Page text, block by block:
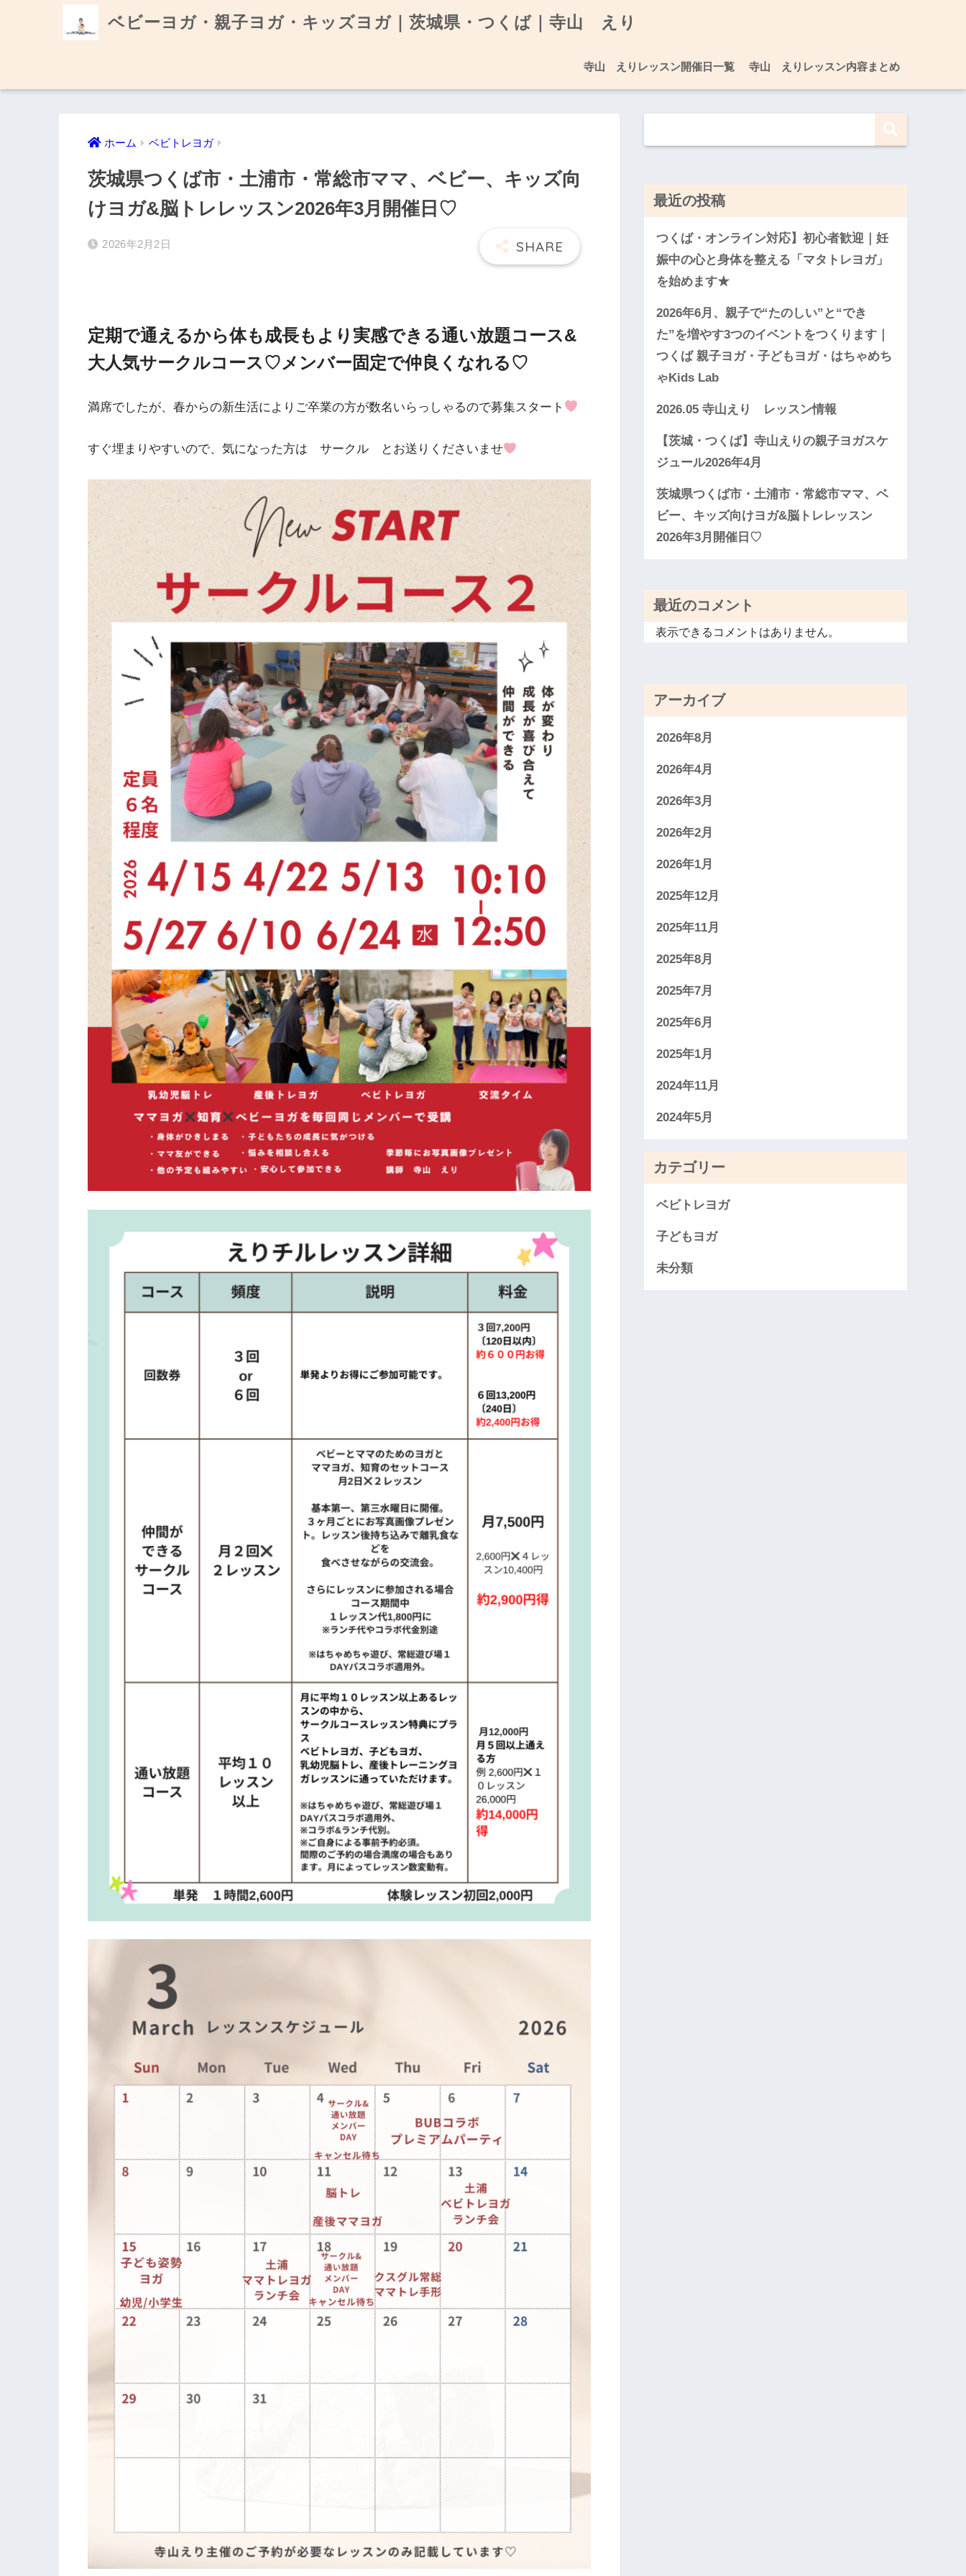
ベビーヨガ・親子ヨガ・キッズヨガ｜茨城県・つくば｜寺山 えり
寺山 えりレッスン開催日一覧 寺山 えりレッスン内容まとめ
ホーム ベビトレヨガ
茨城県つくば市・土浦市・常総市ママ、ベビー、キッズ向
けヨガ&脳トレレッスン2026年3月開催日♡
2026年2月2日
定期で通えるから体も成長もより実感できる通い放題コース&
大人気サークルコース♡メンバー固定で仲良くなれる♡
満席でしたが、春からの新生活によりご卒業の方が数名いらっしゃるので募集スタート
すぐ埋まりやすいので、気になった方は サークル とお送りくださいませ
最近の投稿
つくば・オンライン対応】初心者歓迎｜妊
娠中の心と身体を整える「マタトレヨガ」
を始めます★
2026年6月、親子で“たのしい”と“でき
た”を増やす3つのイベントをつくります｜
つくば 親子ヨガ・子どもヨガ・はちゃめち
ゃKids Lab
2026.05 寺山えり レッスン情報
【茨城・つくば】寺山えりの親子ヨガスケ
ジュール2026年4月
茨城県つくば市・土浦市・常総市ママ、ベ
ビー、キッズ向けヨガ&脳トレレッスン
2026年3月開催日♡
最近のコメント
表示できるコメントはありません。
アーカイブ
2026年8月
2026年4月
2026年3月
2026年2月
2026年1月
2025年12月
2025年11月
2025年8月
2025年7月
2025年6月
2025年1月
2024年11月
2024年5月
カテゴリー
ベビトレヨガ
子どもヨガ
未分類